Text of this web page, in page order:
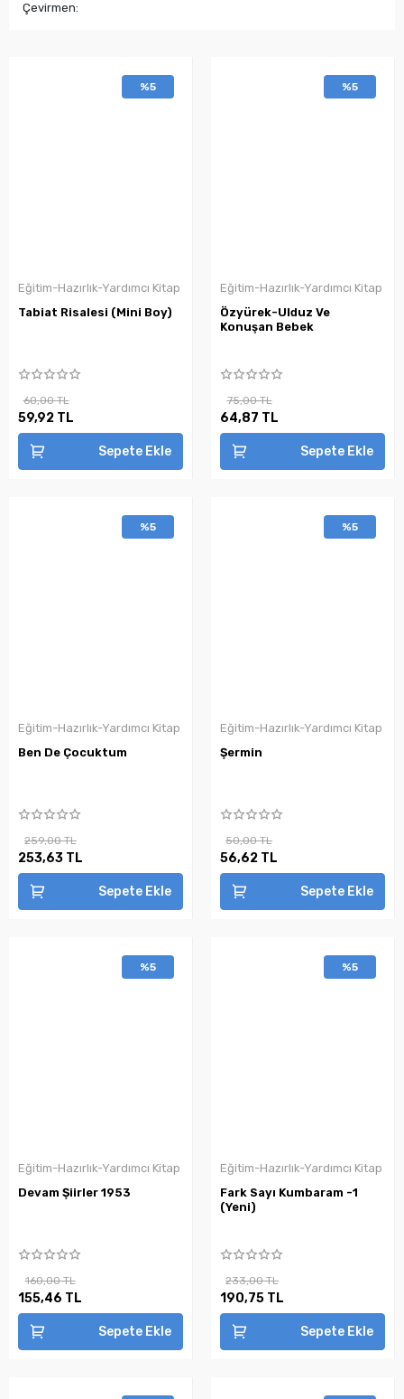
Çevirmen:
%5
Eğitim-Hazırlık-Yardımcı Kitap
Tabiat Risalesi (Mini Boy)
60,00 TL
59,92 TL
Sepete Ekle
%5
Eğitim-Hazırlık-Yardımcı Kitap
Özyürek-Ulduz Ve
Konuşan Bebek
75,00 TL
64,87 TL
Sepete Ekle
%5
Eğitim-Hazırlık-Yardımcı Kitap
Ben De Çocuktum
259,00 TL
253,63 TL
Sepete Ekle
%5
Eğitim-Hazırlık-Yardımcı Kitap
Şermin
50,00 TL
56,62 TL
Sepete Ekle
%5
Eğitim-Hazırlık-Yardımcı Kitap
Devam Şiirler 1953
160,00 TL
155,46 TL
Sepete Ekle
%5
Eğitim-Hazırlık-Yardımcı Kitap
Fark Sayı Kumbaram -1
(Yeni)
233,00 TL
190,75 TL
Sepete Ekle